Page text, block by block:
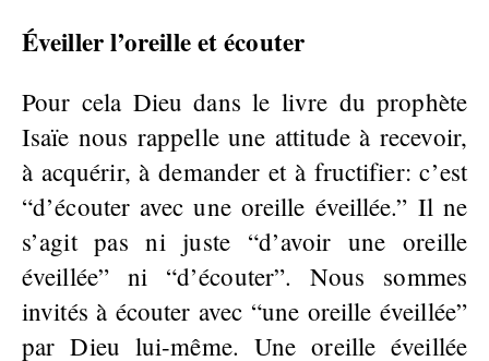
Éveiller l’oreille et écouter
Pour cela Dieu dans le livre du prophète
Isaïe nous rappelle une attitude à recevoir,
à acquérir, à demander et à fructifier: c’est
“d’écouter avec une oreille éveillée.” Il ne
s’agit pas ni juste “d’avoir une oreille
éveillée” ni “d’écouter”. Nous sommes
invités à écouter avec “une oreille éveillée”
par Dieu lui-même. Une oreille éveillée